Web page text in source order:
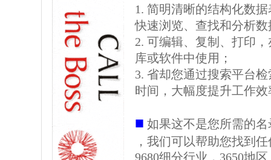
1. 简明清晰的结构化数
快速浏览、查找和分析数
2. 可编辑、复制、打印
库或软件中使用；
3. 省却您通过搜索平台
时间，大幅度提升工作效
■ 如果这不是您所需的
，我们可以帮助您找到
9680细分行业，3650地